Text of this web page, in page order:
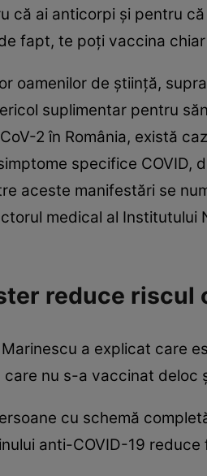
că ai anticorpi și pentru
fapt, te poți vaccina
oamenilor de știință,
suplimentar pentru
2 în România, există
specifice
aceste manifestări se
medical al Institutului
reduce riscul
a explicat care
nu s-a vaccinat deloc
cu schemă
anti-COVID-19